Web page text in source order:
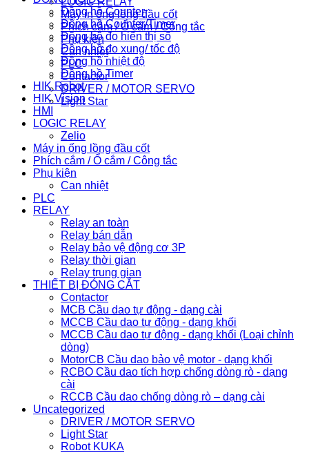
Máy in ống lồng đầu cốt
Phích cắm / Ổ cắm / Công tắc
Phụ kiện
Can nhiệt
PLC
Contactor
DRIVER / MOTOR SERVO
Light Star
Đồng hồ Counter
Đồng hồ Counter/Timer
Đồng hồ đo hiển thị số
Đồng hồ đo xung/ tốc độ
Đồng hồ nhiệt độ
Đồng hồ Timer
HIK Robot
HIK Vision
HMI
LOGIC RELAY
Zelio
Máy in ống lồng đầu cốt
Phích cắm / Ổ cắm / Công tắc
Phụ kiện
Can nhiệt
PLC
RELAY
Relay an toàn
Relay bán dẫn
Relay bảo vệ động cơ 3P
Relay thời gian
Relay trung gian
THIẾT BỊ ĐÓNG CẮT
Contactor
MCB Cầu dao tự động - dạng cài
MCCB Cầu dao tự động - dạng khối
MCCB Cầu dao tự động - dạng khối (Loại chỉnh
dòng)
MotorCB Cầu dao bảo vệ motor - dạng khối
RCBO Cầu dao tích hợp chống dòng rò - dạng
cài
RCCB Cầu dao chống dòng rò – dạng cài
Uncategorized
DRIVER / MOTOR SERVO
Light Star
Robot KUKA